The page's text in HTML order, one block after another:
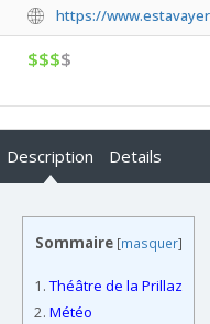
https://
$$$$
Description Details
Sommaire [masquer]
1.Théâtre de la Prillaz
2. Météo